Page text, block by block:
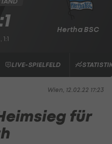
Hertha BSC
1:1
LIVE-SPIELFELD
Wien, 12.02.22 17:23
für